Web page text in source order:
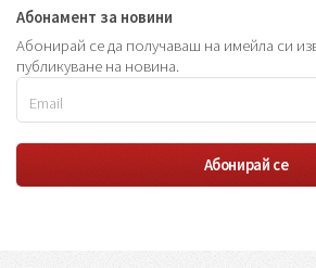
Абонамент за новини
Абонирай се да получаваш на имейла си
публикуване на новина.